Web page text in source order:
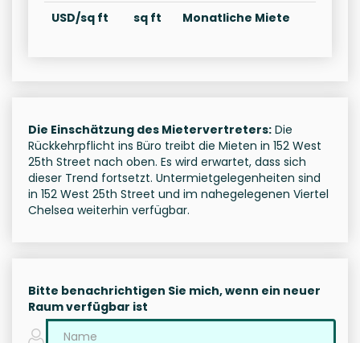
USD/sq ft sq ft Monatliche Miete
Die Einschätzung des Mietervertreters: Die
Rückkehrpflicht ins Büro treibt die Mieten in 152 West
25th Street nach oben. Es wird erwartet, dass sich
dieser Trend fortsetzt. Untermietgelegenheiten sind
in 152 West 25th Street und im nahegelegenen Viertel
Chelsea weiterhin verfügbar.
Bitte benachrichtigen Sie mich, wenn ein neuer
Raum verfügbar ist